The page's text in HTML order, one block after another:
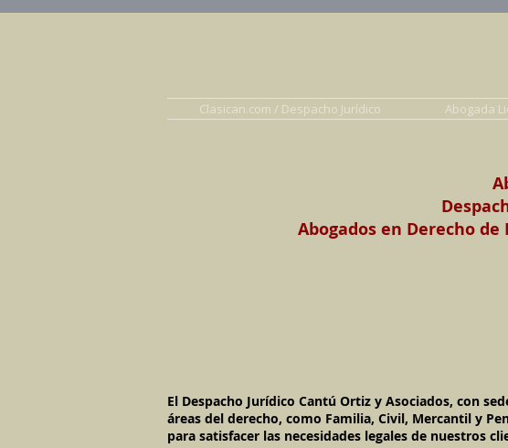
Clasican.com / Despacho Jurídico Abogada
Abogados en Derecho
El Despacho Jurídico Cantú Ortiz y Asociados, con
áreas del derecho, como Familia, Civil, Mercantil y
para satisfacer las necesidades legales de nuestros